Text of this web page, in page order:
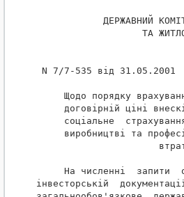
ДЕРЖАВНИЙ
ТА
N 7/7-535 від 31.05.2001
Щодо порядку
договірній ціні
соціальне
виробництві та
На численні  запити
інвесторській